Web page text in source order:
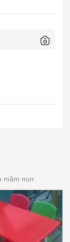
mầm non